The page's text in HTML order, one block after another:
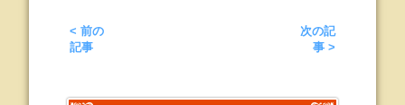
< 前の
記事
次の記
事 >